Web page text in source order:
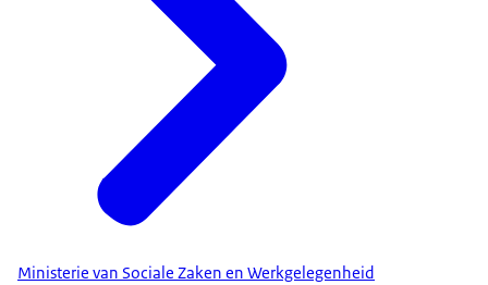
Ministerie van Sociale Zaken en Werkgelegenheid